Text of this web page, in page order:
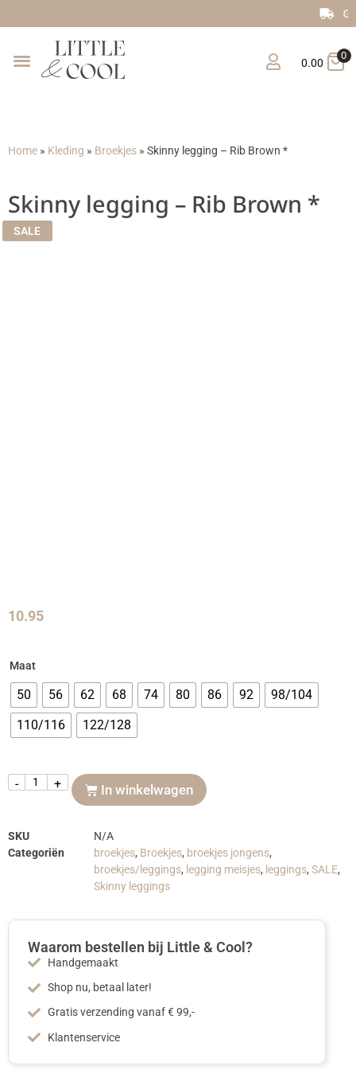
Gratis verzending vanaf €150
0.00
0
Home » Kleding » Broekjes » Skinny legging – Rib Brown *
Skinny legging – Rib Brown *
SALE
10.95
Maat
50 56 62 68 74 80 86 92
98/104
110/116
122/128
- + In winkelwagen
SKU
N/A
Categoriën
broekjes, Broekjes, broekjes jongens,
broekjes/leggings, legging meisjes, leggings, SALE,
Skinny leggings
Waarom bestellen bij Little & Cool?
Handgemaakt
Shop nu, betaal later!
Gratis verzending vanaf € 99,-
Klantenservice